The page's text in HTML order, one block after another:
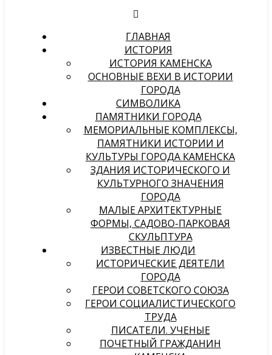
ГЛАВНАЯ
ИСТОРИЯ
ИСТОРИЯ КАМЕНСКА
ОСНОВНЫЕ ВЕХИ В ИСТОРИИ
ГОРОДА
СИМВОЛИКА
ПАМЯТНИКИ ГОРОДА
МЕМОРИАЛЬНЫЕ КОМПЛЕКСЫ,
ПАМЯТНИКИ ИСТОРИИ И
КУЛЬТУРЫ ГОРОДА КАМЕНСКА
ЗДАНИЯ ИСТОРИЧЕСКОГО И
КУЛЬТУРНОГО ЗНАЧЕНИЯ
ГОРОДА
МАЛЫЕ АРХИТЕКТУРНЫЕ
ФОРМЫ, САДОВО-ПАРКОВАЯ
СКУЛЬПТУРА
ИЗВЕСТНЫЕ ЛЮДИ
ИСТОРИЧЕСКИЕ ДЕЯТЕЛИ
ГОРОДА
ГЕРОИ СОВЕТСКОГО СОЮЗА
ГЕРОИ СОЦИАЛИСТИЧЕСКОГО
ТРУДА
ПИСАТЕЛИ. УЧЕНЫЕ
ПОЧЕТНЫЙ ГРАЖДАНИН